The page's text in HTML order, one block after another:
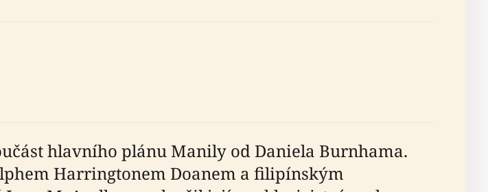
hlavního plánu Manily od Daniela Burnhama.
Harringtonem Doanem a filipínským